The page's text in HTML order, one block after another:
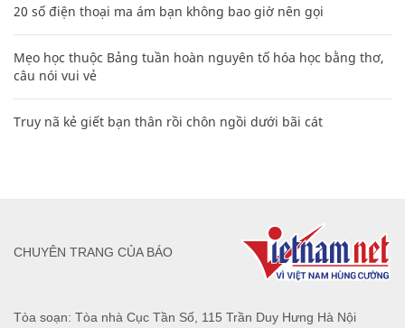
20 số điện thoại ma ám bạn không bao giờ nên gọi
Mẹo học thuộc Bảng tuần hoàn nguyên tố hóa học bằng thơ,
câu nói vui vẻ
Truy nã kẻ giết bạn thân rồi chôn ngồi dưới bãi cát
Tòa soạn: Tòa nhà Cục Tần Số, 115 Trần Duy Hưng Hà Nội
CHUYÊN TRANG CỦA BÁO